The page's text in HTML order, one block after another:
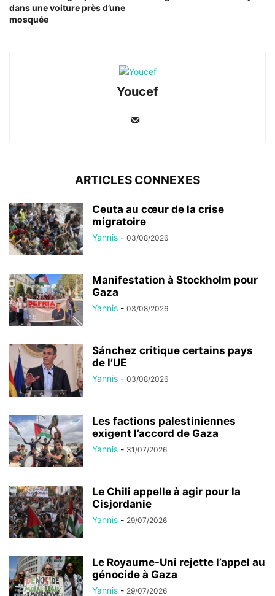
dans une voiture près d’une
mosquée
Youcef
ARTICLES CONNEXES
Ceuta au cœur de la crise
migratoire
Yannis - 03/08/2026
Manifestation à Stockholm pour
Gaza
Yannis - 03/08/2026
Sánchez critique certains pays
de l’UE
Yannis - 03/08/2026
Les factions palestiniennes
exigent l’accord de Gaza
Yannis - 31/07/2026
Le Chili appelle à agir pour la
Cisjordanie
Yannis - 29/07/2026
Le Royaume-Uni rejette l’appel au
génocide à Gaza
Yannis - 29/07/2026